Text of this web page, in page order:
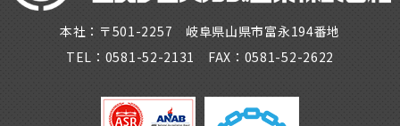
本社：〒501-2257 岐阜県山県市富永194番地
TEL：0581-52-2131 FAX：0581-52-2622